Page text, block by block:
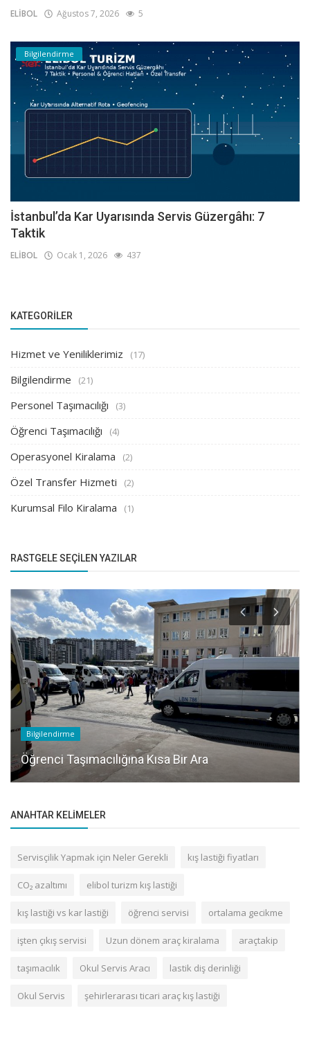
ELİBOL Ağustos 7, 2026 5
Bilgilendirme
İstanbul’da Kar Uyarısında Servis Güzergâhı: 7
Taktik
ELİBOL Ocak 1, 2026 437
KATEGORILER
Hizmet ve Yeniliklerimiz (17)
Bilgilendirme (21)
Personel Taşımacılığı (3)
Öğrenci Taşımacılığı (4)
Operasyonel Kiralama (2)
Özel Transfer Hizmeti (2)
Kurumsal Filo Kiralama (1)
RASTGELE SEÇILEN YAZILAR
Bilgilendirme
Öğrenci Taşımacılığına Kısa Bir Ara
ANAHTAR KELIMELER
Servisçilik Yapmak için Neler Gerekli kış lastiği fiyatları
CO₂ azaltımı elibol turizm kış lastiği
kış lastiği vs kar lastiği öğrenci servisi ortalama gecikme
işten çıkış servisi Uzun dönem araç kiralama araçtakip
taşımacılık Okul Servis Aracı lastik diş derinliği
Okul Servis şehirlerarası ticari araç kış lastiği